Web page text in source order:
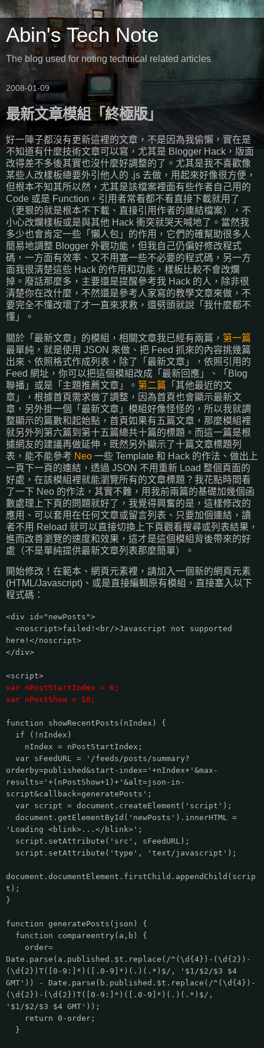
Abin's Tech Note
The blog used for noting technical related articles
2008-01-09
最新文章模組「終極版」
好一陣子都沒有更新這裡的文章，不是因為我偷懶，實在是
不知道有什麼技術文章可以寫，尤其是 Blogger Hack，版面
改得差不多後其實也沒什麼好調整的了。尤其是我不喜歡像
某些人改樣板總要外引他人的 .js 去做，用起來好像很方便，
但根本不知其所以然，尤其是該檔案裡面有些作者自己用的
Code 或是 Function，引用者常看都不看直接下載就用了
（更狠的就是根本不下載、直接引用作者的連結檔案），不
小心改爛樣板或是與其他 Hack 衝突就哭天喊地了。當然我
多少也會肯定一些「懶人包」的作用，它們的確幫助很多人
簡易地調整 Blogger 外觀功能，但我自己仍偏好修改程式
碼，一方面有效率、又不用塞一些不必要的程式碼，另一方
面我很清楚這些 Hack 的作用和功能，樣板比較不會改爛
掉。廢話那麼多，主要還是提醒參考我 Hack 的人，除非很
清楚你在改什麼，不然還是參考人家寫的教學文章來做，不
要完全不懂改壞了才一直來求救，還劈頭就說「我什麼都不
懂」。
關於「最新文章」的模組，相關文章我已經有兩篇， 第一篇
最單純，就是使用 JSON 來做、把 Feed 抓來的內容挑幾篇
出來、依照格式作成列表，除了「最新文章」，依照引用的
Feed 網址，你可以把這個模組改成「最新回應」、「Blog
聯播」或是「主題推薦文章」。 第二篇 「其他最近的文
章」，根據首頁需求做了調整，因為首頁也會顯示最新文
章，另外掛一個「最新文章」模組好像怪怪的，所以我就調
整顯示的篇數和起始點，首頁如果有五篇文章，那麼模組裡
就另外列第六篇到第十五篇總共十篇的標題。而這一篇是根
據網友的建議再做延伸，既然另外顯示了十篇文章標題列
表，能不能參考 Neo 一些 Template 和 Hack 的作法、做出上
一頁下一頁的連結，透過 JSON 不用重新 Load 整個頁面的
好處，在該模組裡就能瀏覽所有的文章標題？我花點時間看
了一下 Neo 的作法，其實不難，用我前兩篇的基礎加幾個函
數處理上下頁的問題就好了，我覺得興奮的是，這樣修改的
應用、可以套用在任何文章或留言列表、只要加個連結，讀
者不用 Reload 就可以直接切換上下頁觀看搜尋或列表結果，
進而改善瀏覽的速度和效果，這才是這個模組背後帶來的好
處（不是單純提供最新文章列表那麼簡單）。
開始修改！在範本、網頁元素裡，請加入一個新的網頁元素
(HTML/Javascript)、或是直接編輯原有模組，直接塞入以下
程式碼：
<div id="newPosts">
<noscript>failed!<br/>Javascript not supported
here!</noscript>
</div>
<script>
var nPostStartIndex = 6;
var nPostShow = 10;
function showRecentPosts(nIndex) {
if (!nIndex)
nIndex = nPostStartIndex;
var sFeedURL = '/feeds/posts/summary?
orderby=published&start-index='+nIndex+'&max-
results='+(nPostShow+1)+'&alt=json-in-
script&callback=generatePosts';
var script = document.createElement('script');
document.getElementById('newPosts').innerHTML =
'Loading <blink>...</blink>';
script.setAttribute('src', sFeedURL);
script.setAttribute('type', 'text/javascript');
document.documentElement.firstChild.appendChild(scrip
t);
}
function generatePosts(json) {
function compareentry(a,b) {
order=
Date.parse(a.published.$t.replace(/^(\d{4})-(\d{2})-
(\d{2})T([0-9:]*)([.0-9]*)(.)(.*)$/, '$1/$2/$3 $4
GMT')) - Date.parse(b.published.$t.replace(/^(\d{4})-
(\d{2})-(\d{2})T([0-9:]*)([.0-9]*)(.)(.*)$/,
'$1/$2/$3 $4 GMT'));
return 0-order;
}